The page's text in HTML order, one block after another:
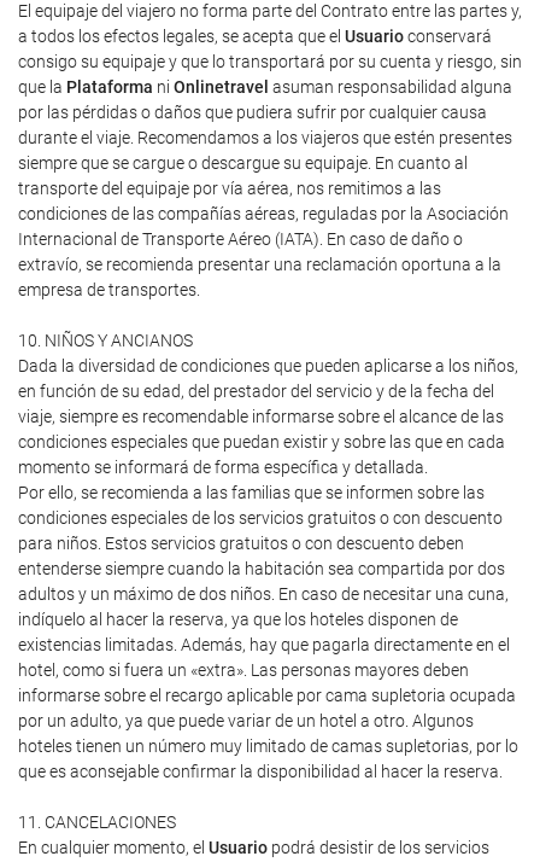
El equipaje del viajero no forma parte del Contrato entre las partes y,
a todos los efectos legales, se acepta que el Usuarioconservará
consigo su equipaje y que lo transportará por su cuenta y riesgo, sin
que la Plataforma ni Onlinetravel asuman responsabilidad alguna
por las pérdidas o daños que pudiera sufrir por cualquier causa
durante el viaje. Recomendamos a los viajeros que estén presentes
siempre que se cargue o descargue su equipaje. En cuanto al
transporte del equipaje por vía aérea, nos remitimos a las
condiciones de las compañías aéreas, reguladas por la Asociación
Internacional de Transporte Aéreo (IATA). En caso de daño o
extravío, se recomienda presentar una reclamación oportuna a la
empresa de transportes.
10. NIÑOS Y ANCIANOS
Dada la diversidad de condiciones que pueden aplicarse a los niños,
en función de su edad, del prestador del servicio y de la fecha del
viaje, siempre es recomendable informarse sobre el alcance de las
condiciones especiales que puedan existir y sobre las que en cada
momento se informará de forma específica y detallada.
Por ello, se recomienda a las familias que se informen sobre las
condiciones especiales de los servicios gratuitos o con descuento
para niños. Estos servicios gratuitos o con descuento deben
entenderse siempre cuando la habitación sea compartida por dos
adultos y un máximo de dos niños. En caso de necesitar una cuna,
indíquelo al hacer la reserva, ya que los hoteles disponen de
existencias limitadas. Además, hay que pagarla directamente en el
hotel, como si fuera un «extra». Las personas mayores deben
informarse sobre el recargo aplicable por cama supletoria ocupada
por un adulto, ya que puede variar de un hotel a otro. Algunos
hoteles tienen un número muy limitado de camas supletorias, por lo
que es aconsejable confirmar la disponibilidad al hacer la reserva.
11. CANCELACIONES
En cualquier momento, el Usuario podrá desistir de los servicios